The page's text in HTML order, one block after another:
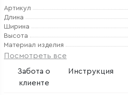
Артикул
Длина
Ширина
Высота
Материал изделия
Посмотреть все
Забота о
клиенте
Инструкция